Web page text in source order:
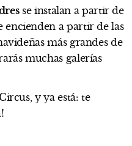
se instalan a partir de
encienden a partir de las
más grandes de
muchas galerías
y ya está: te